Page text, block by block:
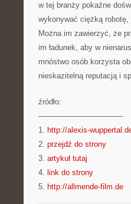
w tej branży pokaźne
wykonywać ciężką
Można im zawierzyć, że
im ładunek, aby w
mnóstwo osób korzysta
nieskazitelną reputacją i
źródło:
———————————
1. http://alexis-
2. przejdź do strony
3. artykuł tutaj
4. link do strony
5. http://allmende-film.de